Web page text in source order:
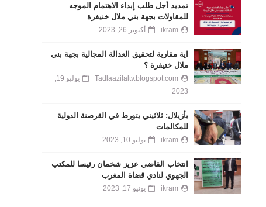
تمديد أجل طلب إبداء الاهتمام الموجه
للمقاولات بجهة بني ملال خنيفرة
ikram أكتوبر 26, 2023
اية مقاربة لتحقيق العدالة المجالية بجهة بني
ملال ختيفرة ؟
Tadlaazilaltv.blogspot.com
يوليو 19,
2023
بأزيلال: ثلاثيني يتورط في القرصنة الدولية
للمكالمات
ikram يوليو 10, 2023
انتخاب القاضي عزيز شخمان رئيسا للمكتب
الجهوي لنادي قضاة المغرب
ikram يونيو 17, 2023